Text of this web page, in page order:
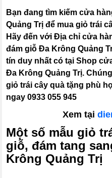
Bạn đang tìm kiếm cửa
Quảng Trị để mua giỏ trái
Hãy đến với Địa chỉ cửa
đám giỗ Đa Krông Quảng
tín duy nhất có tại Shop
Đa Krông Quảng Trị.
giỏ trái cây quà tặng phù
ngay 0933 055 945
Xem tại
Một số mẫu giỏ
giỗ, đám tang
Krông Quảng Trị